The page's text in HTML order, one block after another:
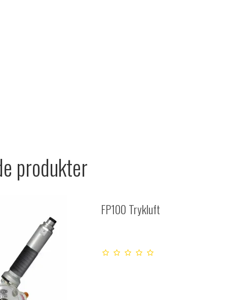
produkter
FP100 Trykluft